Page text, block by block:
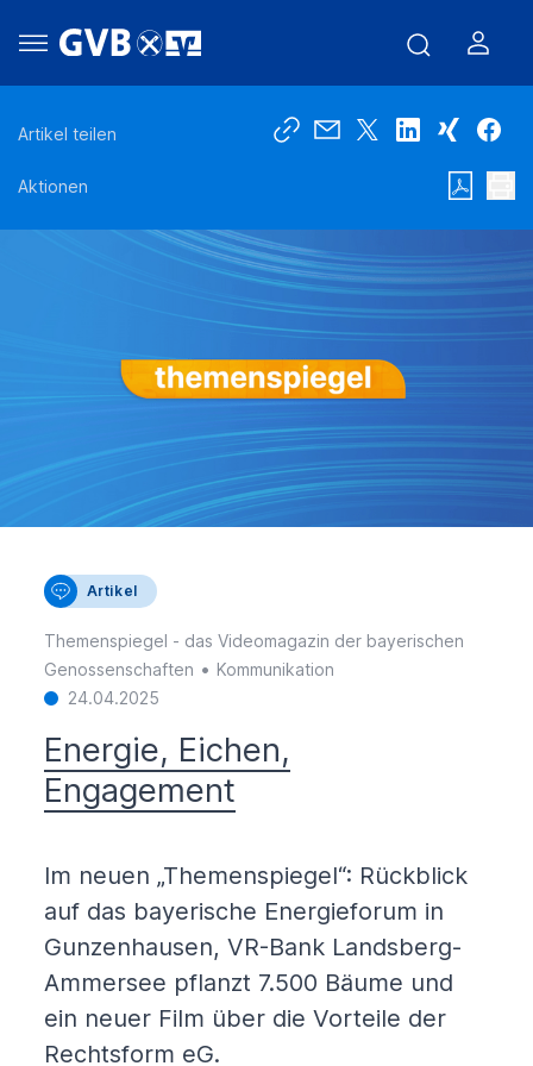
Artikel teilen
Aktionen
Artikel
Themenspiegel - das Videomagazin der bayerischen
Genossenschaften • Kommunikation
24.04.2025
Energie, Eichen,
Engagement
Im neuen „Themenspiegel“: Rückblick
auf das bayerische Energieforum in
Gunzenhausen, VR-Bank Landsberg-
Ammersee pflanzt 7.500 Bäume und
ein neuer Film über die Vorteile der
Rechtsform eG.